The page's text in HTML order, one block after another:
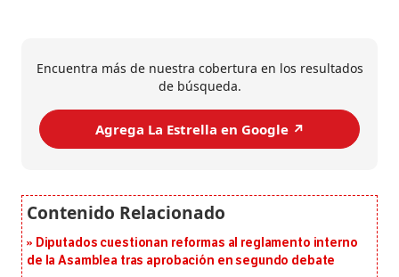
Encuentra más de nuestra cobertura en los resultados
de búsqueda.
Agrega La Estrella en Google ↗️
Diputados cuestionan reformas al reglamento interno
de la Asamblea tras aprobación en segundo debate